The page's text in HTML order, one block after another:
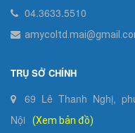
04.3633.5510
TRỤ SỞ CHÍNH
69 Lê Thanh Nghị,
Nội
(Xem bản đồ)